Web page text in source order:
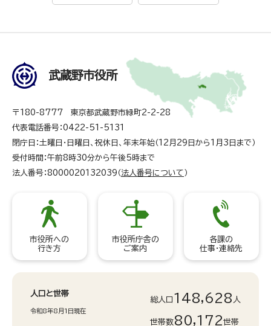
武蔵野市役所
〒180-8777 東京都武蔵野市緑町2-2-28
代表電話番号：0422-51-5131
閉庁日：土曜日・日曜日、祝休日、年末年始（12月29日から1月3日まで）
受付時間：午前8時30分から午後5時まで
法人番号：8000020132039（法人番号について ）
市役所への
行き方
市役所庁舎の
ご案内
各課の
仕事・連絡先
人口と世帯
令和8年8月1日現在
総人口 148,628 人
世帯数80,172世帯